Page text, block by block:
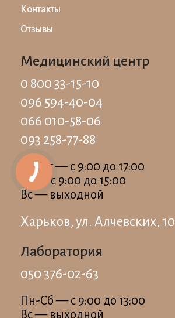
Контакты
Отзывы
Медицинский центр
0 800 33-15-10
096 594-40-04
066 010-58-06
093 258-77-88
Пн-Пт — c 9:00 до 17:00
Сб — c 9:00 до 15:00
Вс — выходной
Харьков, ул. Алчевских, 10
Лаборатория
050 376-02-63
Пн-Сб — c 9:00 до 13:00
Вс — выходной